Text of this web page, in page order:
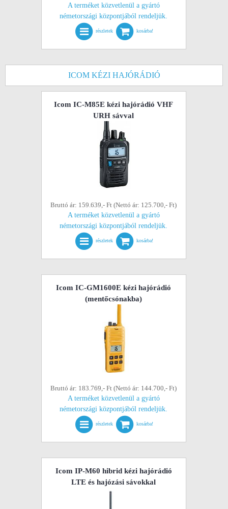
A terméket közvetlenül a gyártó
németországi központjából rendeljük.
részletek kosárba!
ICOM KÉZI HAJÓRÁDIÓ
Icom IC-M85E kézi hajórádió VHF
URH sávval
Bruttó ár: 159.639,- Ft (Nettó ár: 125.700,- Ft)
A terméket közvetlenül a gyártó
németországi központjából rendeljük.
részletek kosárba!
Icom IC-GM1600E kézi hajórádió
(mentőcsónakba)
Bruttó ár: 183.769,- Ft (Nettó ár: 144.700,- Ft)
A terméket közvetlenül a gyártó
németországi központjából rendeljük.
részletek kosárba!
Icom IP-M60 hibrid kézi hajórádió
LTE és hajózási sávokkal